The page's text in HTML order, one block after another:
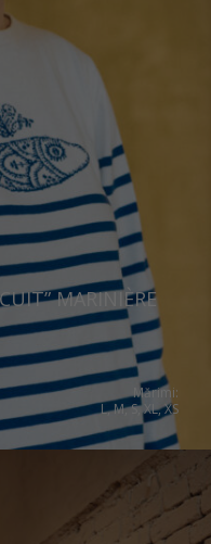
MARINIÈRE
Mărimi:
L, M, S, XL, XS